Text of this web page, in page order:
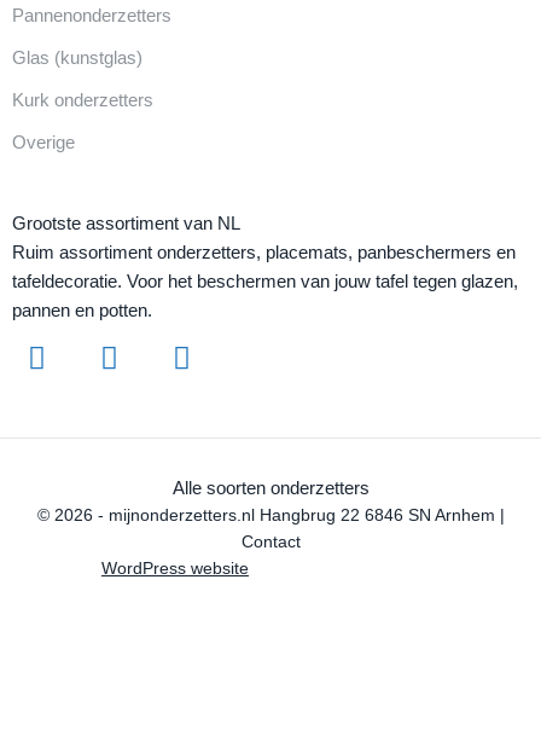
Pannenonderzetters
Glas (kunstglas)
Kurk onderzetters
Overige
Grootste assortiment van NL
Ruim assortiment onderzetters, placemats, panbeschermers en
tafeldecoratie. Voor het beschermen van jouw tafel tegen glazen,
pannen en potten.
Alle soorten onderzetters
© 2026 - mijnonderzetters.nl Hangbrug 22 6846 SN Arnhem |
Contact
WordPress website